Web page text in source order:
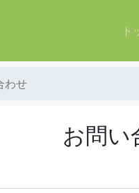
ト
わせ
お問い